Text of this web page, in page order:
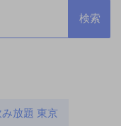
放題 東京